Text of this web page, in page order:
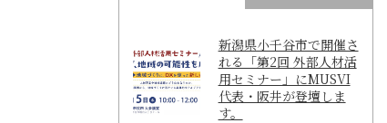
新潟県小千谷市で開催さ
れる「第2回 外部人材活
用セミナー」にMUSVI
代表・阪井が登壇しま
す。